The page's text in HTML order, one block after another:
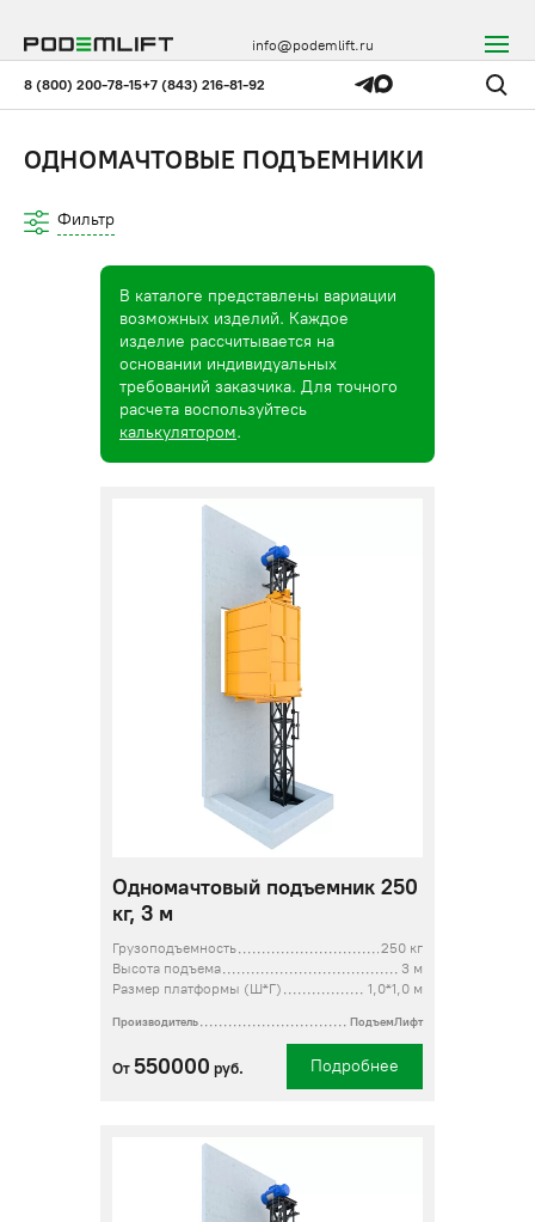
8 (800) 200-78-15+7 (843) 216-81-92
info@podemlift.ru
ОДНОМАЧТОВЫЕ ПОДЪЕМНИКИ
Фильтр
В каталоге представлены вариации
возможных изделий. Каждое
изделие рассчитывается на
основании индивидуальных
требований заказчика. Для точного
расчета воспользуйтесь
калькулятором.
Одномачтовый подъемник 250
кг, 3 м
Грузоподъемность
250 кг
Высота подъема
3 м
Размер платформы (Ш*Г)
1,0*1,0 м
Производитель ПодъемЛифт
От 550000 руб. Подробнее